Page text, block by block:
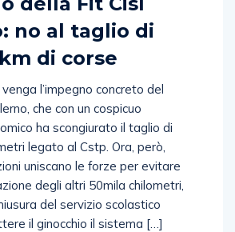
no al taglio di
di corse
l’impegno concreto del
che con un cospicuo
ha scongiurato il taglio di
legato al Cstp. Ora, però,
uniscano le forze per evitare
degli altri 50mila chilometri,
del servizio scolastico
il ginocchio il sistema […]